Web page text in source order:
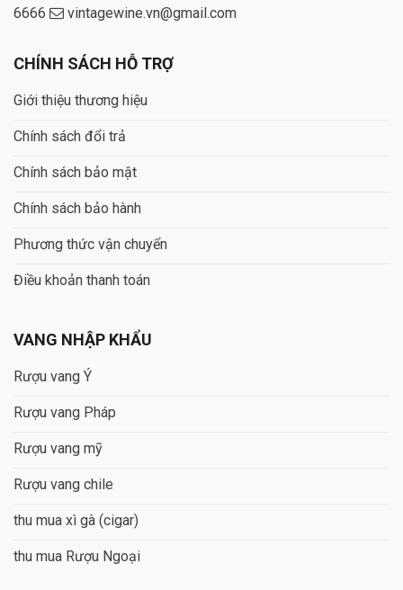
6666
vintagewine.vn@gmail.com
CHÍNH SÁCH HỖ TRỢ
Giới thiệu thương hiệu
Chính sách đổi trả
Chính sách bảo mật
Chính sách bảo hành
Phương thức vận chuyển
Điều khoản thanh toán
VANG NHẬP KHẨU
Rượu vang Ý
Rượu vang Pháp
Rượu vang mỹ
Rượu vang chile
thu mua xì gà (cigar)
thu mua Rượu Ngoại